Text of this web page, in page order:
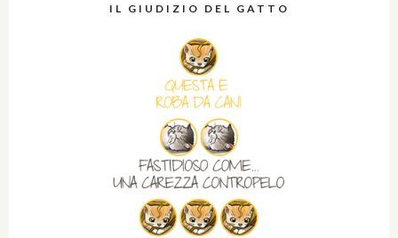
IL GIUDIZIO DEL GATTO